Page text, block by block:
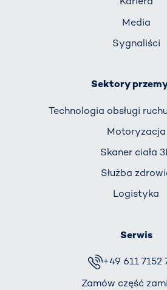
Media
Sygnaliści
Sektory
Technologia obsługi
Motoryzacja
Skaner ciała
Służba
Logistyka
Serwis
+49 611 7152
Zamów część